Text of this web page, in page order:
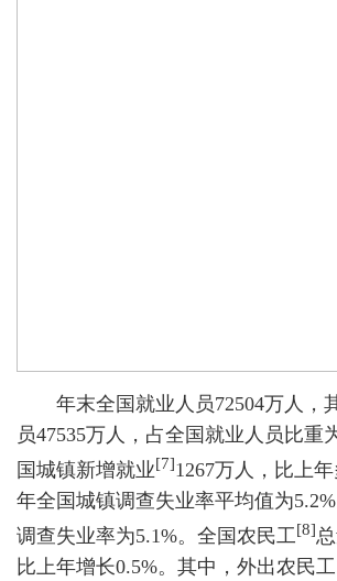
年末全国就业人员72504万人，
员47535万人，占全国就业人员比重
国城镇新增就业[7]1267万人，比上
年全国城镇调查失业率平均值为
调查失业率为5.1%。全国农民工[8]
比上年增长0.5%。其中，外出农民